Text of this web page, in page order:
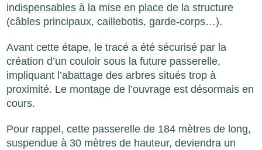
indispensables à la mise en place de la structure
(câbles principaux, caillebotis, garde-corps…).
Avant cette étape, le tracé a été sécurisé par la
création d’un couloir sous la future passerelle,
impliquant l’abattage des arbres situés trop à
proximité. Le montage de l’ouvrage est désormais en
cours.
Pour rappel, cette passerelle de 184 mètres de long,
suspendue à 30 mètres de hauteur, deviendra un